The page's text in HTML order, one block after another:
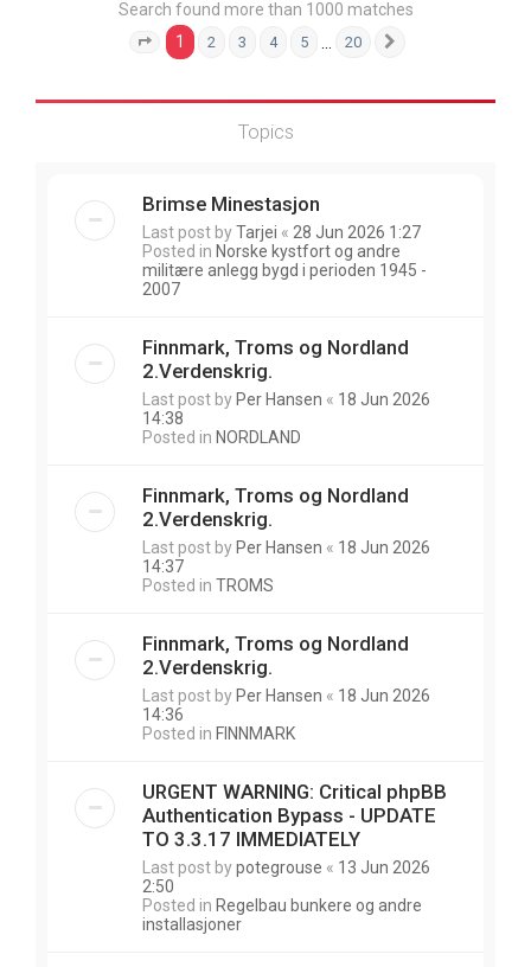
Search found more than 1000 matches
Page 1 of 20
1 2 3 4 5 20
Topics
Brimse Minestasjon
Last post byTarjei « 28 Jun 2026 1:27
Posted in Norske kystfort og andre
militære anlegg bygd i perioden 1945 -
2007
Finnmark, Troms og Nordland
2.Verdenskrig.
Last post by Per Hansen « 18 Jun 2026
14:38
Posted in NORDLAND
Finnmark, Troms og Nordland
2.Verdenskrig.
Last post by Per Hansen « 18 Jun 2026
14:37
Posted in TROMS
Finnmark, Troms og Nordland
2.Verdenskrig.
Last post by Per Hansen « 18 Jun 2026
14:36
Posted in FINNMARK
URGENT WARNING: Critical phpBB
Authentication Bypass - UPDATE
TO 3.3.17 IMMEDIATELY
Last post bypotegrouse « 13 Jun 2026
2:50
Posted in Regelbau bunkere og andre
installasjoner